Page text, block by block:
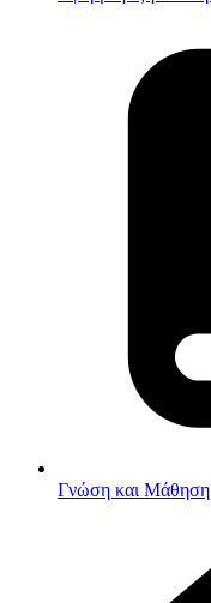
Γνώση και Μάθηση